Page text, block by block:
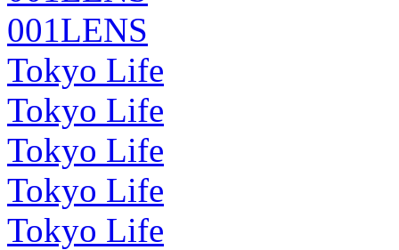
001LENS
Tokyo Life
Tokyo Life
Tokyo Life
Tokyo Life
Tokyo Life